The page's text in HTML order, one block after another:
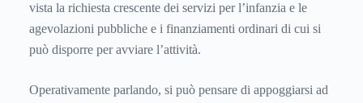
vista la richiesta crescente dei servizi per l’infanzia e le
agevolazioni pubbliche e i finanziamenti ordinari di cui si
può disporre per avviare l’attività.
Operativamente parlando, si può pensare di appoggiarsi ad